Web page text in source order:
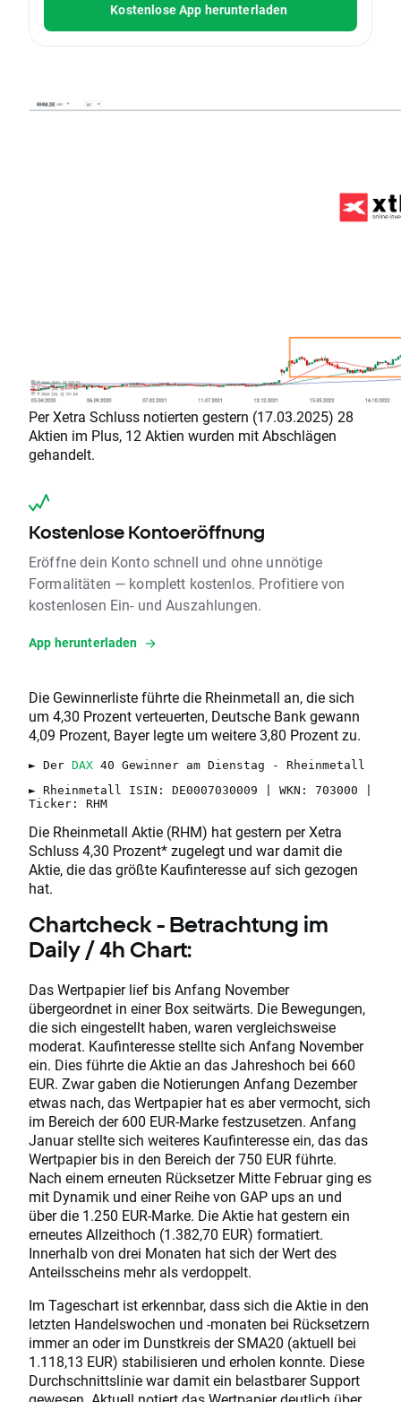
Kostenlose App herunterladen
Per Xetra Schluss notierten gestern (17.03.2025) 28
Aktien im Plus, 12 Aktien wurden mit Abschlägen
gehandelt.
Kostenlose Kontoeröffnung
Eröffne dein Konto schnell und ohne unnötige
Formalitäten — komplett kostenlos. Profitiere von
kostenlosen Ein- und Auszahlungen.
App herunterladen
Die Gewinnerliste führte die Rheinmetall an, die sich
um 4,30 Prozent verteuerten, Deutsche Bank gewann
4,09 Prozent, Bayer legte um weitere 3,80 Prozent zu.
► Der DAX 40 Gewinner am Dienstag - Rheinmetall
► Rheinmetall ISIN: DE0007030009 | WKN: 703000 |
Ticker: RHM
Die Rheinmetall Aktie (RHM) hat gestern per Xetra
Schluss 4,30 Prozent* zugelegt und war damit die
Aktie, die das größte Kaufinteresse auf sich gezogen
hat.
Chartcheck - Betrachtung im
Daily / 4h Chart:
Das Wertpapier lief bis Anfang November
übergeordnet in einer Box seitwärts. Die Bewegungen,
die sich eingestellt haben, waren vergleichsweise
moderat. Kaufinteresse stellte sich Anfang November
ein. Dies führte die Aktie an das Jahreshoch bei 660
EUR. Zwar gaben die Notierungen Anfang Dezember
etwas nach, das Wertpapier hat es aber vermocht, sich
im Bereich der 600 EUR-Marke festzusetzen. Anfang
Januar stellte sich weiteres Kaufinteresse ein, das das
Wertpapier bis in den Bereich der 750 EUR führte.
Nach einem erneuten Rücksetzer Mitte Februar ging es
mit Dynamik und einer Reihe von GAP ups an und
über die 1.250 EUR-Marke. Die Aktie hat gestern ein
erneutes Allzeithoch (1.382,70 EUR) formatiert.
Innerhalb von drei Monaten hat sich der Wert des
Anteilsscheins mehr als verdoppelt.
Im Tageschart ist erkennbar, dass sich die Aktie in den
letzten Handelswochen und -monaten bei Rücksetzern
immer an oder im Dunstkreis der SMA20 (aktuell bei
1.118,13 EUR) stabilisieren und erholen konnte. Diese
Durchschnittslinie war damit ein belastbarer Support